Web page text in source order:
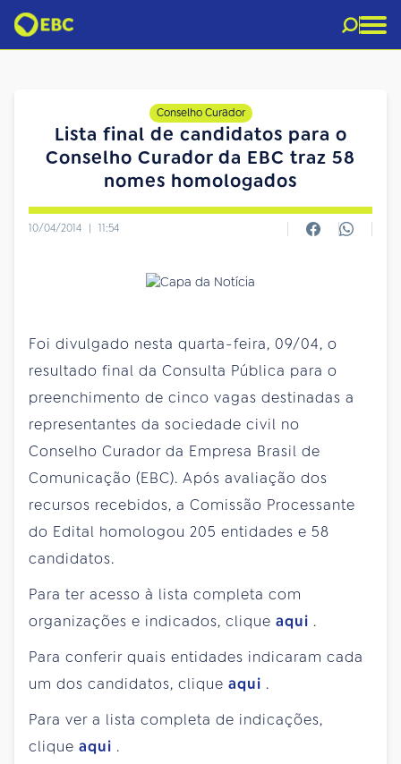
Conselho Curador
Lista final de candidatos para o
Conselho Curador da EBC traz 58
nomes homologados
10/04/2014 | 11:54
Foi divulgado nesta quarta-feira, 09/04, o
resultado final da Consulta Pública para o
preenchimento de cinco vagas destinadas a
representantes da sociedade civil no
Conselho Curador da Empresa Brasil de
Comunicação (EBC). Após avaliação dos
recursos recebidos, a Comissão Processante
do Edital homologou 205 entidades e 58
candidatos.
Para ter acesso à lista completa com
organizações e indicados, clique aqui .
Para conferir quais entidades indicaram cada
um dos candidatos, clique aqui .
Para ver a lista completa de indicações,
clique aqui .